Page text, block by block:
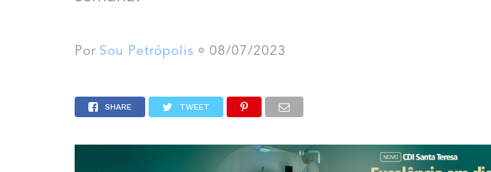
Por Sou Petrópolis 08/07/2023
SHARE TWEET